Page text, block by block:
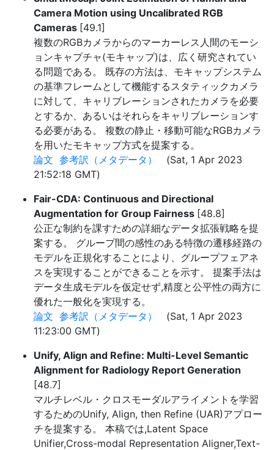
Camera Motion using Uncalibrated RGB
Cameras [49.1]
複数のRGBカメラからのマーカーレス人間のモーシ
ョンキャプチャ(モキャップ)は、広く研究されてい
る問題である。 既存の方法は、モキャップシステム
の基準フレームとして機能するスタティックカメラ
に対して、キャリブレーションされたカメラを必要
とするか、あるいはそれらをキャリブレーションす
る必要がある。 複数の静止・移動可能なRGBカメラ
を用いたモキャップ方式を提案する。
論文 参考訳（メタデータ）
(Sat, 1 Apr 2023
21:52:18 GMT)
Fair-CDA: Continuous and Directional
Augmentation for Group Fairness [48.8]
公正な制約を課すための詳細なデータ拡張戦略を提
案する。 グループ間の感性のある特徴の遷移経路の
モデルを正規化することにより、グループフェアネ
スを実現することができることを示す。 提案手法は
データ生成モデルを仮定せず,精度と公平性の両方に
優れた一般化を実現する。
論文 参考訳（メタデータ）
(Sat, 1 Apr 2023
11:23:00 GMT)
Unify, Align and Refine: Multi-Level Semantic
Alignment for Radiology Report Generation
[48.7]
マルチレベル・クロスモーダルアライメントを学習
するためのUnify, Align, then Refine (UAR)アプロー
チを提案する。 本稿では,Latent Space
Unifier,Cross-modal Representation Aligner,Text-